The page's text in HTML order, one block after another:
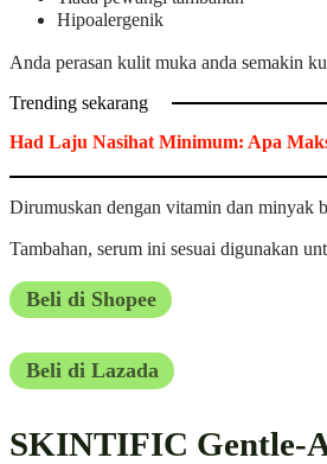
Hipoalergenik
Anda perasan kulit muka anda semakin
Trending sekarang
Had Laju Nasihat Minimum: Apa
Dirumuskan dengan vitamin dan minyak
Tambahan, serum ini sesuai digunakan
Beli di Shopee
Beli di Lazada
SKINTIFIC Gentle-